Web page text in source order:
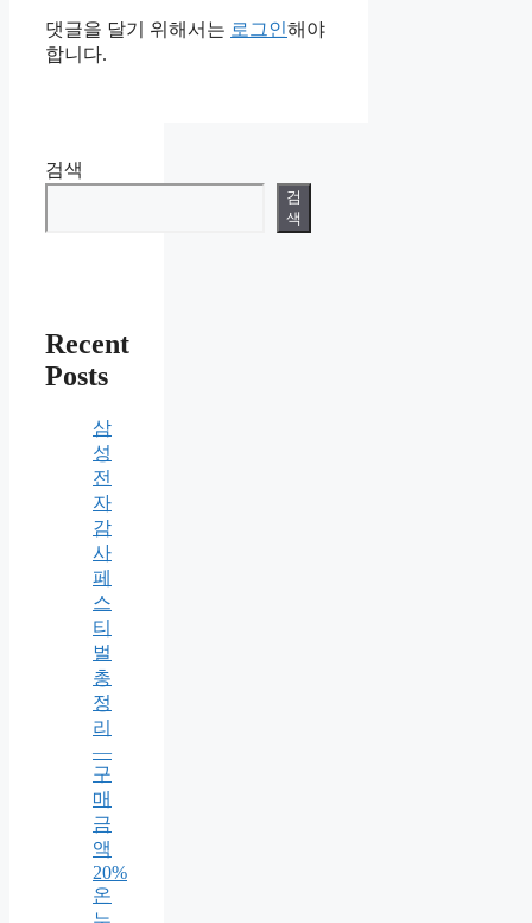
댓글을 달기 위해서는 로그인해야
합니다.
검색
검
색
Recent
Posts
삼
성
전
자
감
사
페
스
티
벌
총
정
리
—
구
매
금
액
20%
온